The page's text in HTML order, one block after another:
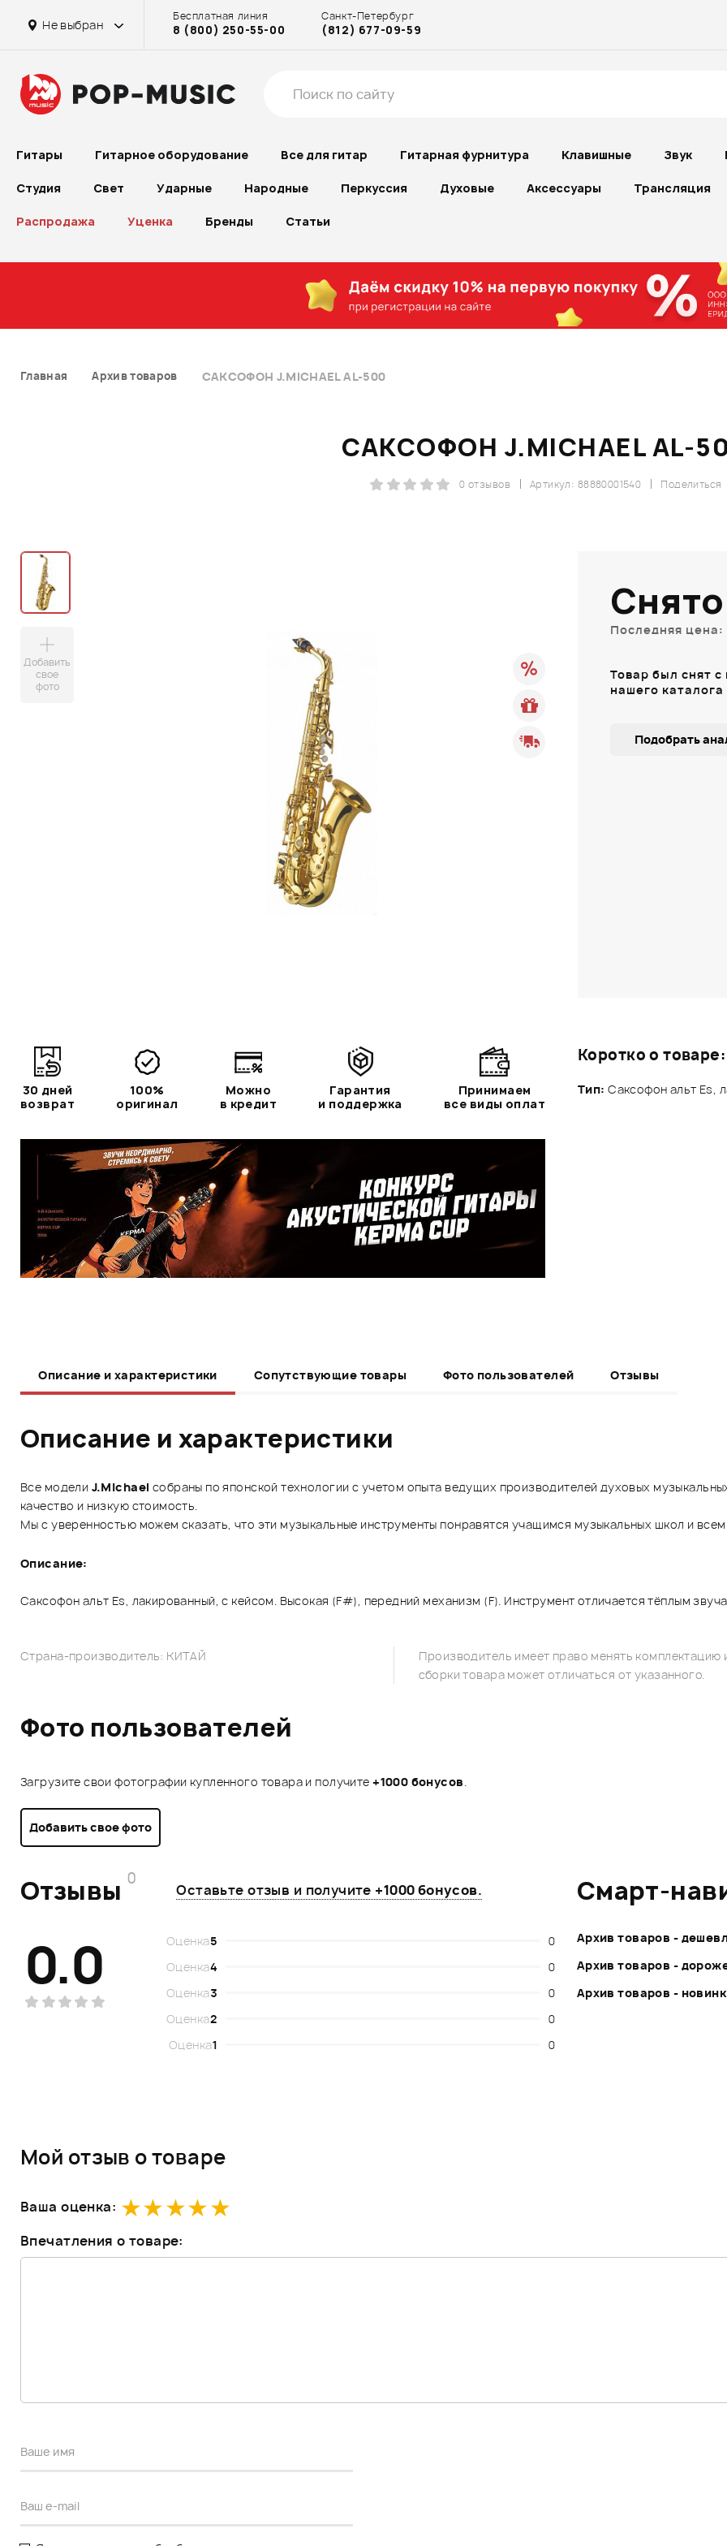
Не выбран
Бесплатная линия
8 (800) 250-55-00
Санкт-Петербург
(812) 677-09-59
Гитары Гитарное оборудование Все для гитар Гитарная фурнитура Клавишные Звук
Студия Свет Ударные Народные Перкуссия Духовые Аксессуары Трансляция
Распродажа Уценка Бренды Статьи
Главная Архив товаров САКСОФОН J.MICHAEL AL-500
САКСОФОН J.MICHAEL AL-
Поделиться
Артикул: 88880001540
0 отзывов
Добавить
свое
фото
Коротко о товаре:
Тип: Саксофон альт Es,
Последняя цена:
Товар был снят
нашего каталога
Подобрать
30 дней
возврат
100%
оригинал
Можно
в кредит
Гарантия
и поддержка
Принимаем
все виды оплат
Описание и характеристики Сопутствующие товары Фото пользователей Отзывы
Описание и характеристики
Все модели J.Michael собраны по японской технологии с учетом опыта ведущих производителей духовых
качество и низкую стоимость.
Мы с уверенностью можем сказать, что эти музыкальные инструменты понравятся учащимся музыкальных школ и
Описание:
Саксофон альт Es, лакированный, с кейсом. Высокая (F#), передний механизм (F). Инструмент отличается тёплым
Страна-производитель: КИТАЙ
Производитель имеет право менять
сборки товара может отличаться от указанного.
Фото пользователей
Загрузите свои фотографии купленного товара и получите+1000 бонусов.
Добавить свое фото
Отзывы 0
Оставьте отзыв и получите +1000 бонусов.
0.0 Оценка5
0
Оценка4
0
Оценка3
0
Оценка2
0
Оценка1 0
Смарт-
Архив товаров -
Архив товаров -
Архив товаров -
Мой отзыв о товаре
Ваша оценка:
Впечатления о товаре: